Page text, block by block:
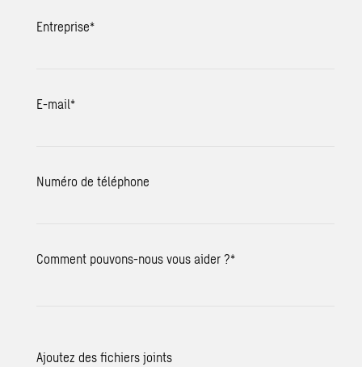
Entreprise*
E-mail*
Numéro de téléphone
Comment pouvons-nous vous aider ?*
Ajoutez des fichiers joints